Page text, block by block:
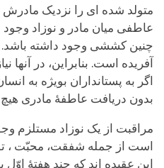
متولد شده ای را نزدیک مادرش
عاطفی میان مادر و نوزاد
چنین کششی وجود داشته باشد.
آفریده است. بنابراین، در آنها
اگر به پستانداران بویژه به
بدون دریافت عاطفۀ مادری هیچ
مراقبت از یک نوزاد مستلزم
است از جمله شفقت، محبّت ،
این عقیده اند که چند هفتۀ